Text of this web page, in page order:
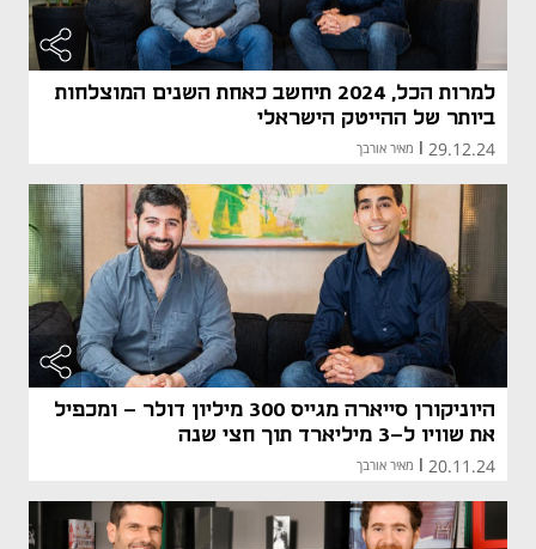
למרות הכל, 2024 תיחשב כאחת השנים המוצלחות
ביותר של ההייטק הישראלי
29.12.24 מאיר אורבך
היוניקורן סייארה מגייס 300 מיליון דולר - ומכפיל
את שוויו ל-3 מיליארד תוך חצי שנה
20.11.24 מאיר אורבך